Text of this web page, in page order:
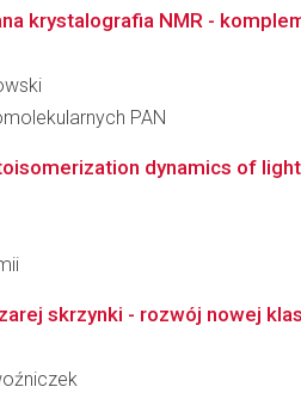
krystalografia NMR -
PAN
dynamics of
skrzynki - rozwój nowej